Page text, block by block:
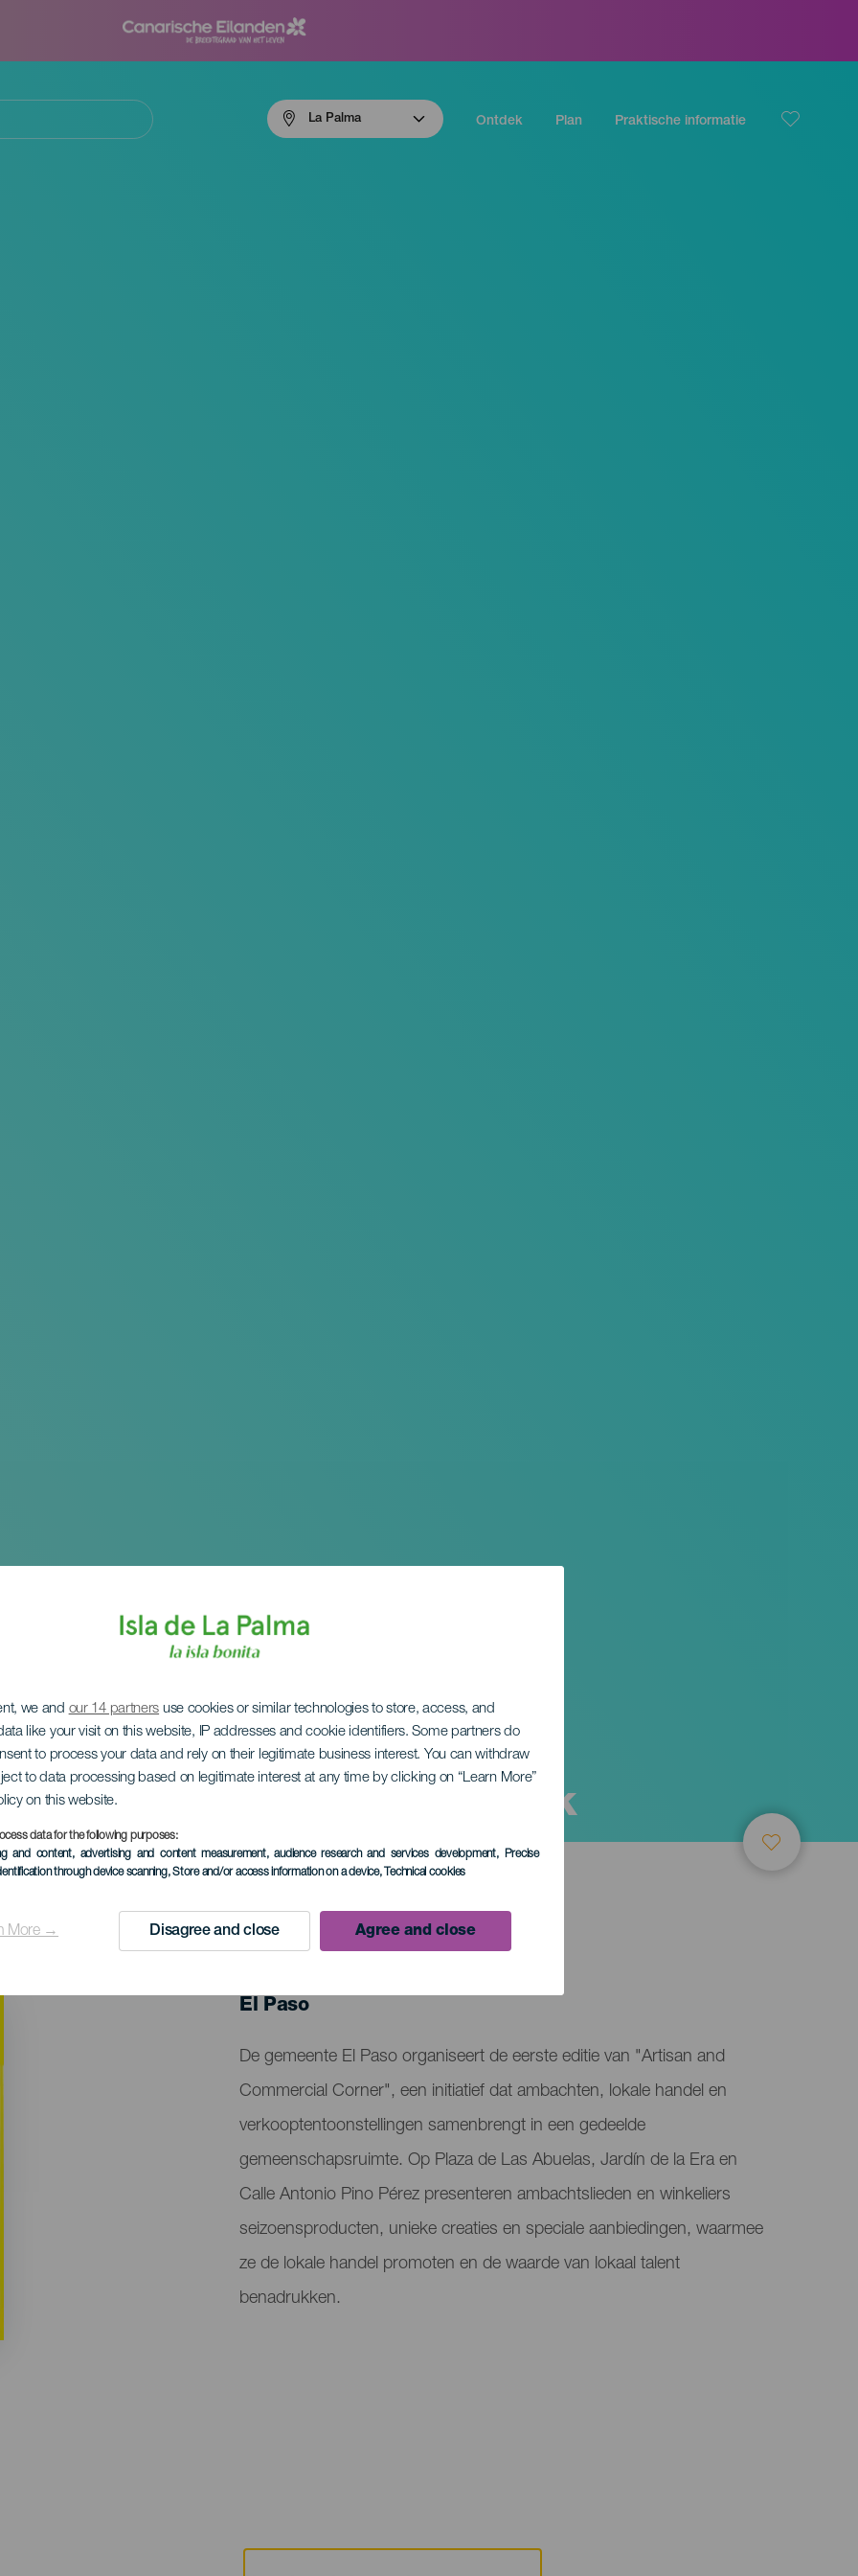
we and our 14 partners use cookies or similar technologies to store, access, and
like your visit on this website, IP addresses and cookie identifiers. Some partners do
to process your data and rely on their legitimate business interest. You can withdraw
to data processing based on legitimate interest at any time by clicking on “Learn More”
on this website.
data for the following purposes:
and content, advertising and content measurement, audience research and services development, Precise
through device scanning, Store and/or access information on a device, Technical cookies
More → Disagree and close Agree and close
La Palma Ontdek Plan Praktische informatie
en commerciële hoek
EVENEMENT UIT HET VERLEDEN
Localidad
El Paso
Descripción
del
evento
De gemeente El Paso organiseert de eerste editie van "Artisan and
Commercial Corner", een initiatief dat ambachten, lokale handel en
verkooptentoonstellingen samenbrengt in een gedeelde
gemeenschapsruimte. Op Plaza de Las Abuelas, Jardín de la Era en
Calle Antonio Pino Pérez presenteren ambachtslieden en winkeliers
seizoensproducten, unieke creaties en speciale aanbiedingen, waarmee
ze de lokale handel promoten en de waarde van lokaal talent
benadrukken.